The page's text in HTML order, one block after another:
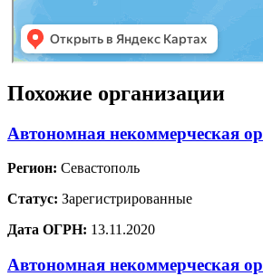
Похожие организации
Автономная некоммерческая
Регион: Севастополь
Статус: Зарегистрированные
Дата ОГРН: 13.11.2020
Автономная некоммерческая